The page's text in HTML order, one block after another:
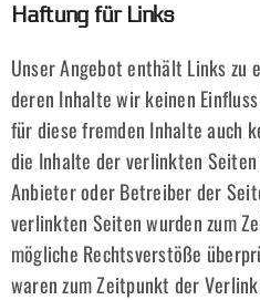
Haftung für Links
Unser Angebot enthält Links
deren Inhalte wir keinen
für diese fremden Inhalte auch
die Inhalte der verlinkten
Anbieter oder Betreiber der
verlinkten Seiten wurden zum
mögliche Rechtsverstöße
waren zum Zeitpunkt der